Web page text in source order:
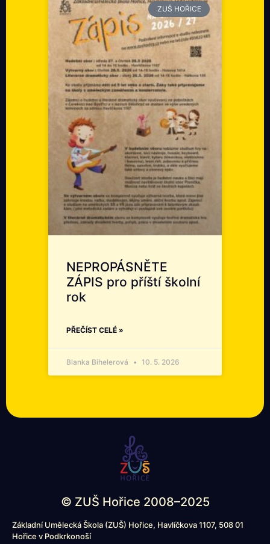
ZUŠ HOŘICE
NEPROPÁSNĚTE
ZÁPIS pro příští školní
rok
PŘEČÍST CELÉ »
Blanka Bihelerová 10. 5. 2026
© ZUŠ Hořice 2008–2025
Základní Umělecká Škola (ZUŠ) Hořice, Havlíčkova 1107, 508 01
Hořice v Podkrkonoší